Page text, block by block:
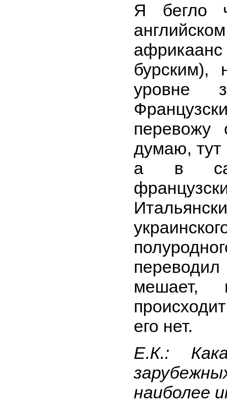
Я бегло
бурским),
уровне
перевожу
думаю, тут
а в
мешает,
его нет.
Е.К.:
наиболее